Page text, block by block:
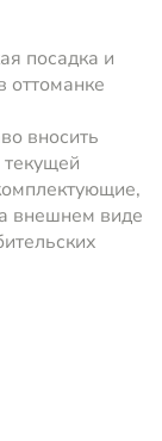
посадка и
оттоманке
вносить
внешнем виде